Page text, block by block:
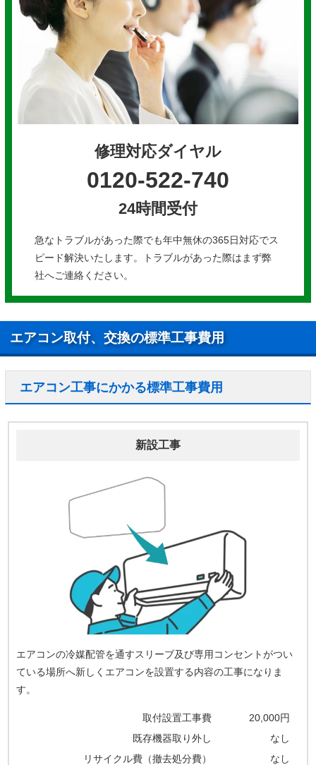
修理対応ダイヤル
0120-522-740
24時間受付
急なトラブルがあった際でも年中無休の365日対応でス
ピード解決いたします。トラブルがあった際はまず弊
社へご連絡ください。
エアコン取付、交換の標準工事費用
エアコン工事にかかる標準工事費用
新設工事
エアコンの冷媒配管を通すスリーブ及び専用コンセントがつい
ている場所へ新しくエアコンを設置する内容の工事になりま
す。
取付設置工事費
20,000円
既存機器取り外し
なし
リサイクル費（撤去処分費）
なし